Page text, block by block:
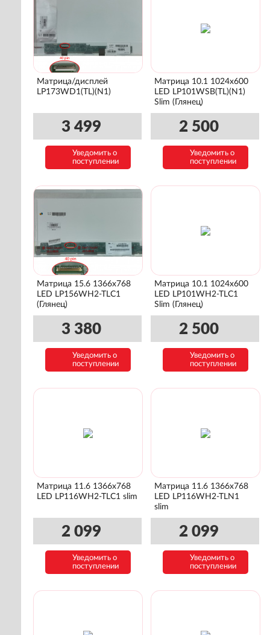
Матрица/дисплей
LP173WD1(TL)(N1)
3 499
Уведомить о
поступлении
Матрица 10.1 1024x600
LED LP101WSB(TL)(N1)
Slim (Глянец)
2 500
Уведомить о
поступлении
Матрица 15.6 1366x768
LED LP156WH2-TLC1
(Глянец)
3 380
Уведомить о
поступлении
Матрица 10.1 1024x600
LED LP101WH2-TLC1
Slim (Глянец)
2 500
Уведомить о
поступлении
Матрица 11.6 1366x768
LED LP116WH2-TLC1 slim
2 099
Уведомить о
поступлении
Матрица 11.6 1366x768
LED LP116WH2-TLN1
slim
2 099
Уведомить о
поступлении